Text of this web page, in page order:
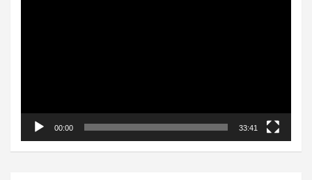
00:00 33:41